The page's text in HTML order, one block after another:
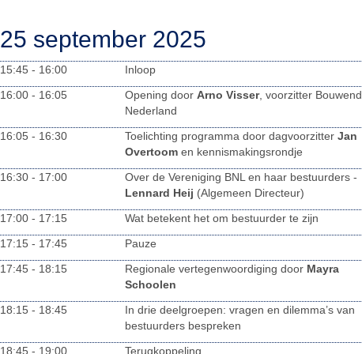
25 september 2025
15:45 - 16:00
Inloop
16:00 - 16:05
Opening door Arno Visser, voorzitter Bouwend
Nederland
16:05 - 16:30
Toelichting programma door dagvoorzitter Jan
Overtoom en kennismakingsrondje
16:30 - 17:00
Over de Vereniging BNL en haar bestuurders -
Lennard Heij (Algemeen Directeur)
17:00 - 17:15
Wat betekent het om bestuurder te zijn
17:15 - 17:45
Pauze
17:45 - 18:15
Regionale vertegenwoordiging door Mayra
Schoolen
18:15 - 18:45
In drie deelgroepen: vragen en dilemma’s van
bestuurders bespreken
18:45 - 19:00
Terugkoppeling